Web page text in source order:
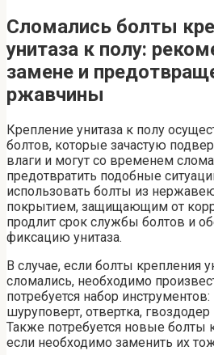
Сломались болты
унитаза к полу:
замене и
ржавчины
Крепление унитаза к полу
болтов, которые зачастую
влаги и могут со временем
предотвратить подобные
использовать болты из
покрытием, защищающим от
продлит срок службы болтов и
фиксацию унитаза.
В случае, если болты крепления
сломались, необходимо
потребуется набор
шуруповерт, отвертка,
Также потребуется новые болты
если необходимо заменить их